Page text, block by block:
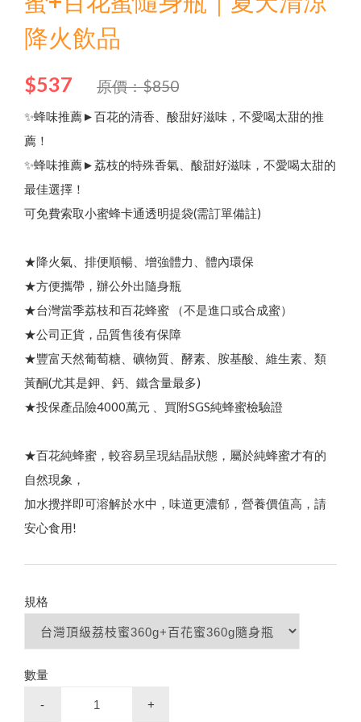
品牌故事
本
月
優
惠
｜
中
秋
蜂
送
禮
⚡
限
時
優
惠
開
跑
✦
活
動
至
9
/
3
0
買
就
送
✦
熱
銷
明
星
商
品
(
價
值
2
8
0
元
下殺33折✦父親節尊享組
第2件7折起✦頂級蜂蜜系列
熱銷禮盒250元起✦中秋獻禮組
買大送小✦陳釀蜂蜜醋
熱
銷
N
o
.
1
頂
級
蜂
王
乳
+
日
本
芝
麻
素
✦
好
眠
養
顏
三日齡蜂王漿/純蜂王乳膠囊
綠蜂膠葉黃素 ✦ 美國實證專利配方
高
濃
度
巴
西
綠
蜂
膠
（
噴
劑
/
滴
劑
/
膠
囊
/
4
0
0
億
益
生
菌
）
100% 頂級蒲鹽蜂花粉
100% 台灣頂級純蜂蜜高山野花冬蜜｜國際三星認證
龍眼蜜｜國際三星認證
百花蜜
陳釀蜂蜜醋
陳釀蜂蜜醋
養
生
黑
糖
/
冰
糖
茶
磚
（
蜂
蜜
菊
花
/
桂
圓
紅
棗
薑
母
茶
）
蜂蜜枇杷潤喉糖/蜂膠青草硬喉糖
節慶生日送禮 ✦ 精美禮盒
企
業
大
宗
採
購
免
付
費
專
線
0
8
0
0
-
8
9
9
8
2
最新優惠
最新優惠
會員獨享
食用說明
特約專區
問與答
聯絡我們
其他說明
會員需知
貨幣轉換
日文
한국어
降火飲品
$537 原價：$850
✨蜂味推薦►百花的清香、酸甜好滋味，不愛喝太甜的推
薦！
✨蜂味推薦►荔枝的特殊香氣、酸甜好滋味，不愛喝太甜的
最佳選擇！
可免費索取小蜜蜂卡通透明提袋(需訂單備註)
★降火氣、排便順暢、增強體力、體內環保
★方便攜帶，辦公外出隨身瓶
★台灣當季荔枝和百花蜂蜜 （不是進口或合成蜜）
★公司正貨，品質售後有保障
★豐富天然葡萄糖、礦物質、酵素、胺基酸、維生素、類
黃酮(尤其是鉀、鈣、鐵含量最多)
★投保產品險4000萬元 、買附SGS純蜂蜜檢驗證
★百花純蜂蜜，較容易呈現結晶狀態，屬於純蜂蜜才有的
自然現象，
加水攪拌即可溶解於水中，味道更濃郁，營養價值高，請
安心食用!
規格
數量
- +